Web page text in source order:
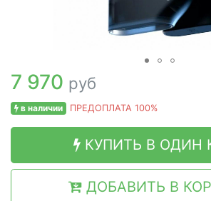
7 970 руб
в наличии ПРЕДОПЛАТА 100%
КУПИТЬ В ОДИН
ДОБАВИТЬ В